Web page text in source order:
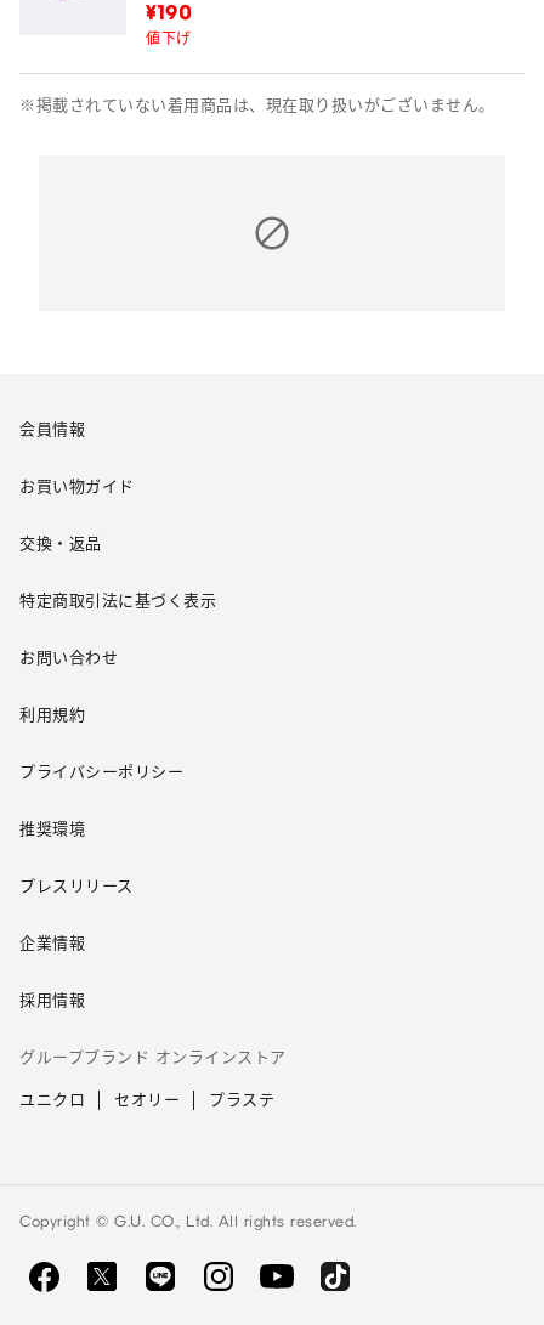
¥190
値下げ
※掲載されていない着用商品は、現在取り扱いがございません。
会員情報
お買い物ガイド
交換・返品
特定商取引法に基づく表示
お問い合わせ
利用規約
プライバシーポリシー
推奨環境
プレスリリース
企業情報
採用情報
グループブランド オンラインストア
ユニクロ セオリー プラステ
Copyright © G.U. CO., Ltd. All rights reserved.